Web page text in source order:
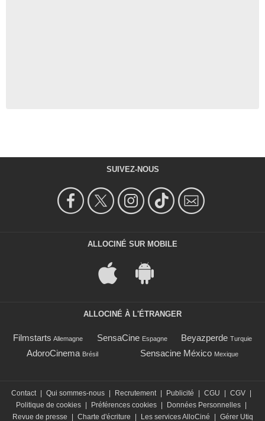
SUIVEZ-NOUS
ALLOCINÉ SUR MOBILE
ALLOCINÉ À L'ÉTRANGER
Filmstarts Allemagne SensaCine Espagne Beyazperde Turquie
AdoroCinema Brésil Sensacine México Mexique
Contact Qui sommes-nous Recrutement Publicité CGU CGV
Politique de cookies
Préférences cookies Données Personnelles
Revue de presse
Charte d'écriture Les services AlloCiné Gérer Utiq